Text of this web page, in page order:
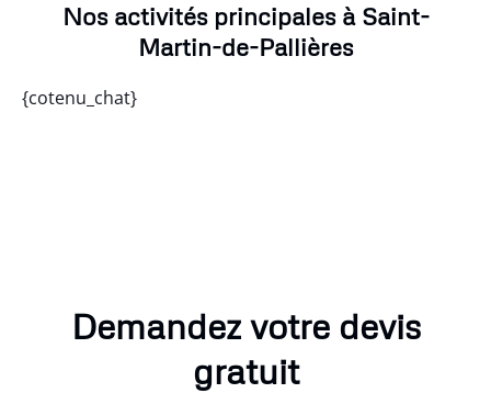
Nos activités principales à Saint-
Martin-de-Pallières
{cotenu_chat}
Demandez votre devis
gratuit